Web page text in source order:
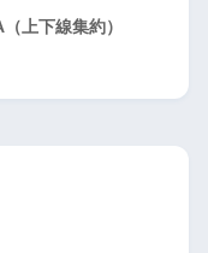
上下線集約）